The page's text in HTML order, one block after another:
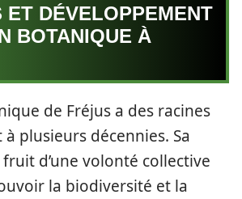
ET DÉVELOPPEMENT
BOTANIQUE À
de Fréjus a des racines
plusieurs décennies. Sa
d’une volonté collective
la biodiversité et la